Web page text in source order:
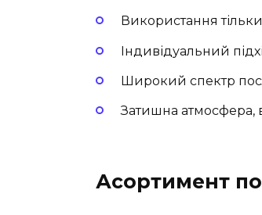
Використання
Індивідуальний
Широкий спектр
Затишна атмосфера,
Асортимент